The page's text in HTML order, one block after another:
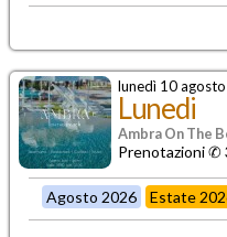
lunedì 10 agosto
Lunedi
Ambra On The
Prenotazioni ✆
Agosto 2026 Estate